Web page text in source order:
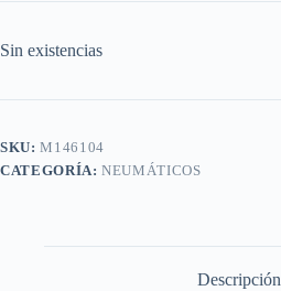
Sin existencias
SKU:M146104
CATEGORÍA:NEUMÁTICOS
Descripción